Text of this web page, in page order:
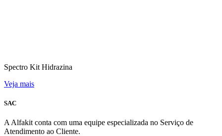
Spectro Kit Hidrazina
Veja mais
SAC
A Alfakit conta com uma equipe especializada no Serviço de
Atendimento ao Cliente.